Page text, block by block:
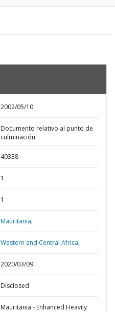
2002/05/10
Documento relativo al punto de
culminación
40338
1
1
Mauritania,
Western and Central Africa,
2020/03/09
Disclosed
Mauritania - Enhanced Heavily